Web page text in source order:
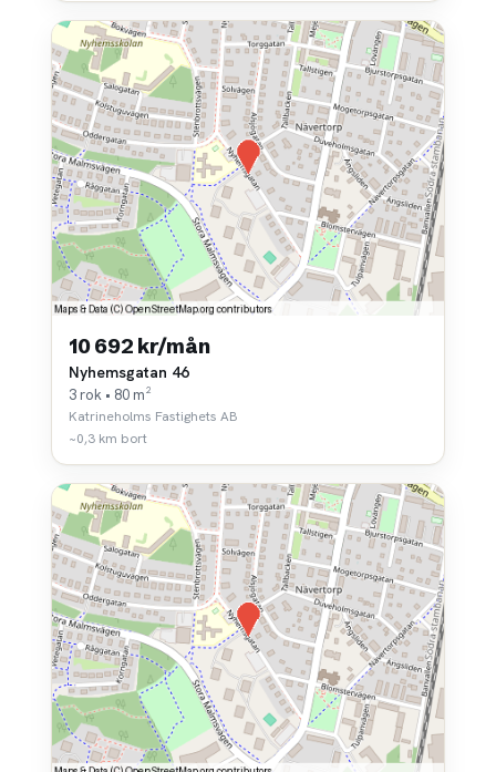
10 692 kr/mån
Nyhemsgatan 46
3 rok • 80 m²
Katrineholms Fastighets AB
~0,3 km bort